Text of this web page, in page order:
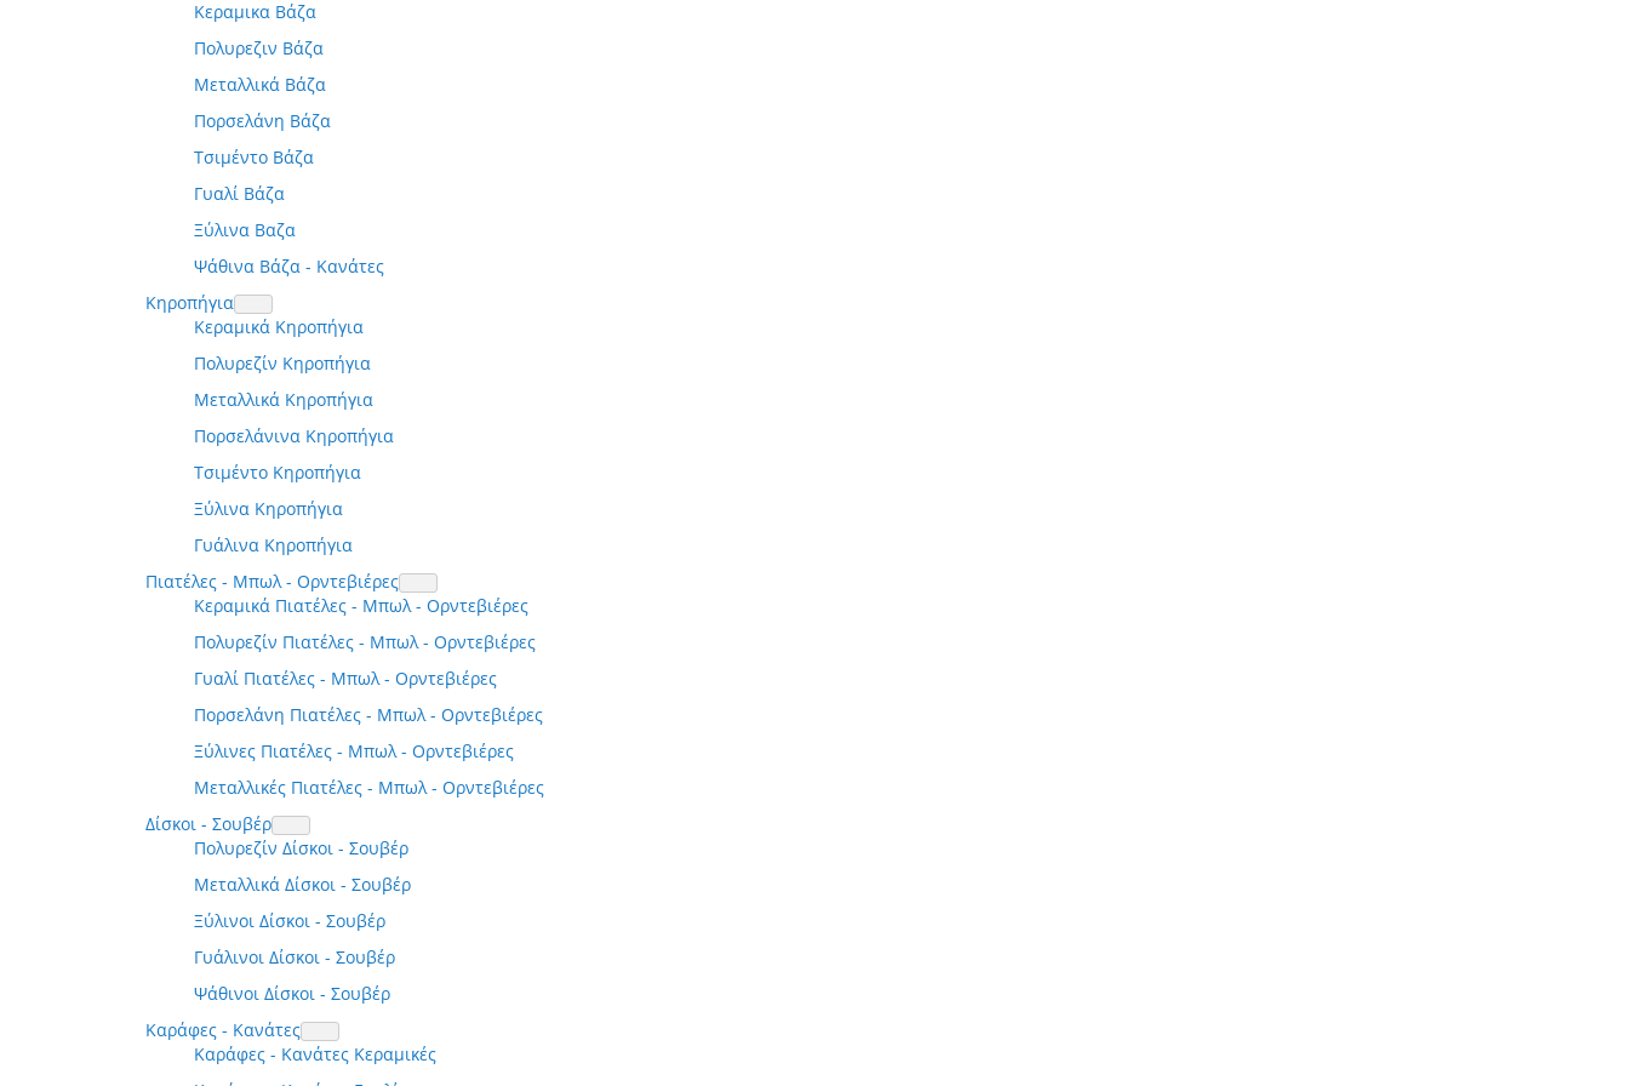
Κεραμικα Βάζα
Πολυρεζιν Βάζα
Μεταλλικά Βάζα
Πορσελάνη Βάζα
Τσιμέντο Βάζα
Γυαλί Βάζα
Ξύλινα Βαζα
Ψάθινα Βάζα - Κανάτες
Κηροπήγια
Κεραμικά Κηροπήγια
Πολυρεζίν Κηροπήγια
Μεταλλικά Κηροπήγια
Πορσελάνινα Κηροπήγια
Τσιμέντο Κηροπήγια
Ξύλινα Κηροπήγια
Γυάλινα Κηροπήγια
Πιατέλες - Μπωλ - Ορντεβιέρες
Κεραμικά Πιατέλες - Μπωλ - Ορντεβιέρες
Πολυρεζίν Πιατέλες - Μπωλ - Ορντεβιέρες
Γυαλί Πιατέλες - Μπωλ - Ορντεβιέρες
Πορσελάνη Πιατέλες - Μπωλ - Ορντεβιέρες
Ξύλινες Πιατέλες - Μπωλ - Ορντεβιέρες
Μεταλλικές Πιατέλες - Μπωλ - Ορντεβιέρες
Δίσκοι - Σουβέρ
Πολυρεζίν Δίσκοι - Σουβέρ
Μεταλλικά Δίσκοι - Σουβέρ
Ξύλινοι Δίσκοι - Σουβέρ
Γυάλινοι Δίσκοι - Σουβέρ
Ψάθινοι Δίσκοι - Σουβέρ
Καράφες - Κανάτες
Καράφες - Κανάτες Κεραμικές